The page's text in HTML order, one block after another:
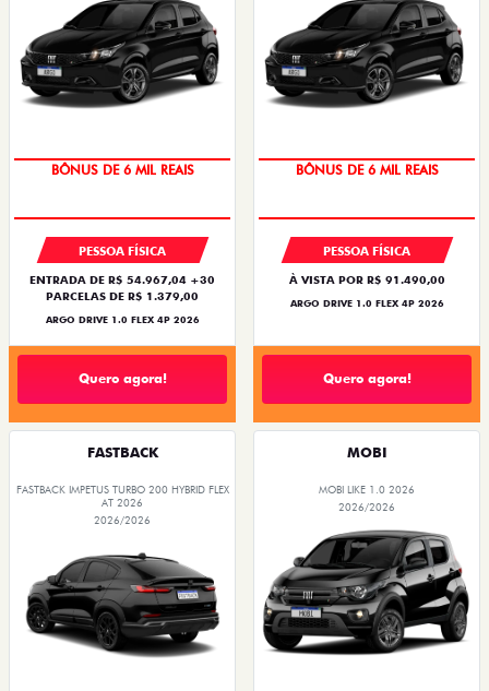
BÔNUS DE 6 MIL REAIS
PESSOA FÍSICA
ENTRADA DE R$ 54.967,04 +30
PARCELAS DE R$ 1.379,00
ARGO DRIVE 1.0 FLEX 4P 2026
Quero agora!
BÔNUS DE 6 MIL REAIS
PESSOA FÍSICA
À VISTA POR R$ 91.490,00
ARGO DRIVE 1.0 FLEX 4P 2026
Quero agora!
FASTBACK
FASTBACK IMPETUS TURBO 200 HYBRID FLEX
AT 2026
2026/2026
MOBI
MOBI LIKE 1.0 2026
2026/2026